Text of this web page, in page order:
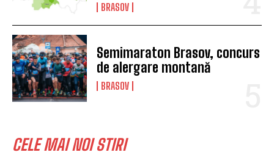
BRASOV
Semimaraton Brasov, concurs
de alergare montană
BRASOV
CELE MAI NOI STIRI